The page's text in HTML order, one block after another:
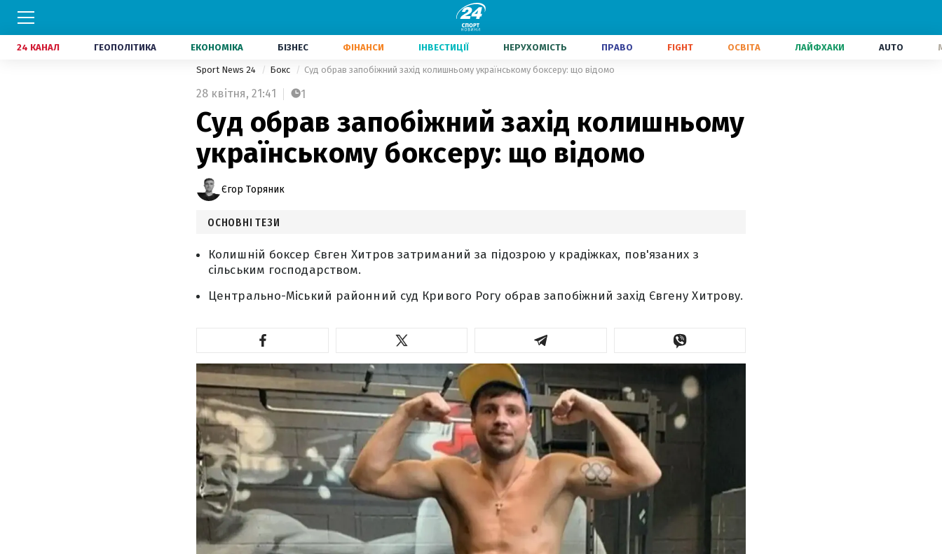
24 КАНАЛ ГЕОПОЛІТИКА ЕКОНОМІКА БІЗНЕС ФІНАНСИ ІНВЕСТИЦІЇ НЕРУХОМІСТЬ ПРАВО FIGHT ОСВІТА ЛАЙФХАКИ AUTO
Sport News 24 Бокс Суд обрав запобіжний захід колишньому українському боксеру: що відомо
28 квітня, 21:41 1
Суд обрав запобіжний захід колишньому
українському боксеру: що відомо
Єгор Торяник
ОСНОВНІ ТЕЗИ
Колишній боксер Євген Хитров затриманий за підозрою у крадіжках, пов'язаних з
сільським господарством.
Центрально-Міський районний суд Кривого Рогу обрав запобіжний захід Євгену Хитрову.